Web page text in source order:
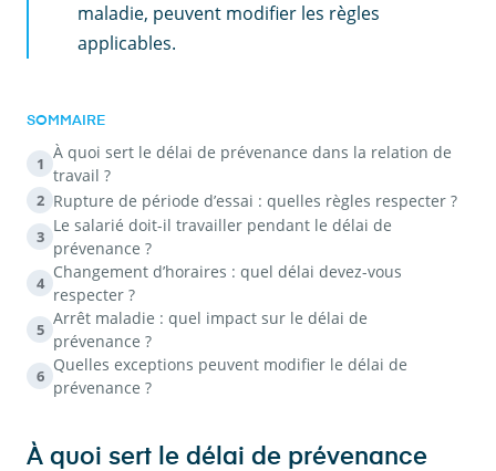
maladie, peuvent modifier les règles
applicables.
SOMMAIRE
1
À quoi sert le délai de prévenance dans la relation de
travail ?
2 Rupture de période d’essai : quelles règles respecter ?
3
Le salarié doit-il travailler pendant le délai de
prévenance ?
4
Changement d’horaires : quel délai devez-vous
respecter ?
5
Arrêt maladie : quel impact sur le délai de
prévenance ?
6
Quelles exceptions peuvent modifier le délai de
prévenance ?
À quoi sert le délai de prévenance